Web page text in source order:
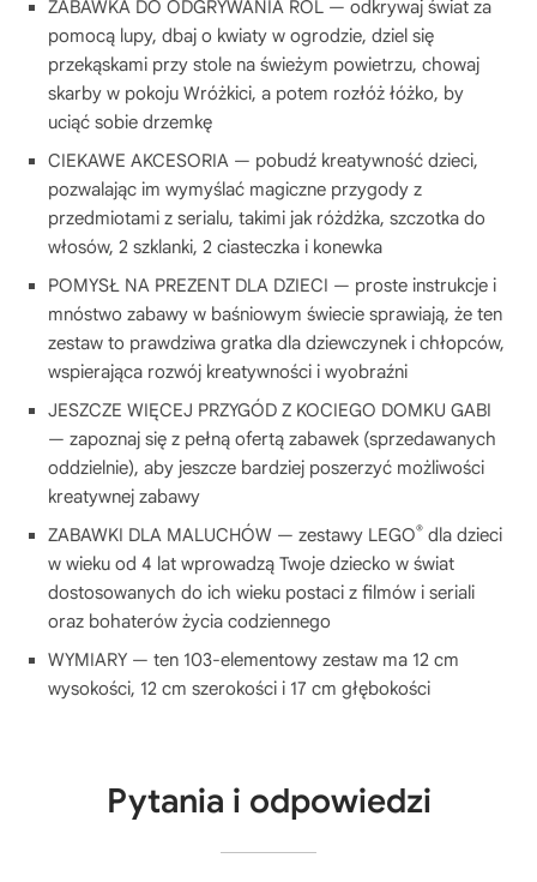
ZABAWKA DO ODGRYWANIA RÓL — odkrywaj świat za
pomocą lupy, dbaj o kwiaty w ogrodzie, dziel się
przekąskami przy stole na świeżym powietrzu, chowaj
skarby w pokoju Wróżkici, a potem rozłóż łóżko, by
uciąć sobie drzemkę
CIEKAWE AKCESORIA — pobudź kreatywność dzieci,
pozwalając im wymyślać magiczne przygody z
przedmiotami z serialu, takimi jak różdżka, szczotka do
włosów, 2 szklanki, 2 ciasteczka i konewka
POMYSŁ NA PREZENT DLA DZIECI — proste instrukcje i
mnóstwo zabawy w baśniowym świecie sprawiają, że ten
zestaw to prawdziwa gratka dla dziewczynek i chłopców,
wspierająca rozwój kreatywności i wyobraźni
JESZCZE WIĘCEJ PRZYGÓD Z KOCIEGO DOMKU GABI
— zapoznaj się z pełną ofertą zabawek (sprzedawanych
oddzielnie), aby jeszcze bardziej poszerzyć możliwości
kreatywnej zabawy
ZABAWKI DLA MALUCHÓW — zestawy LEGO® dla dzieci
w wieku od 4 lat wprowadzą Twoje dziecko w świat
dostosowanych do ich wieku postaci z filmów i seriali
oraz bohaterów życia codziennego
WYMIARY — ten 103-elementowy zestaw ma 12 cm
wysokości, 12 cm szerokości i 17 cm głębokości
Pytania i odpowiedzi